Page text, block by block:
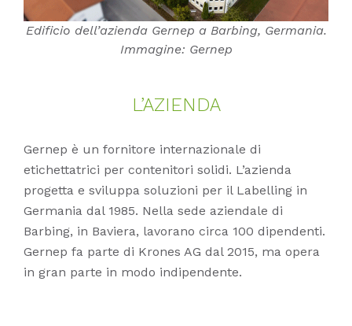
Edificio dell’azienda Gernep a Barbing, Germania.
Immagine: Gernep
L’A­ZI­EN­DA
Gernep è un fornitore internazionale di
etichettatrici per contenitori solidi. L’azienda
progetta e sviluppa soluzioni per il Labelling in
Germania dal 1985. Nella sede aziendale di
Barbing, in Baviera, lavorano circa 100 dipendenti.
Gernep fa parte di Krones AG dal 2015, ma opera
in gran parte in modo indipendente.